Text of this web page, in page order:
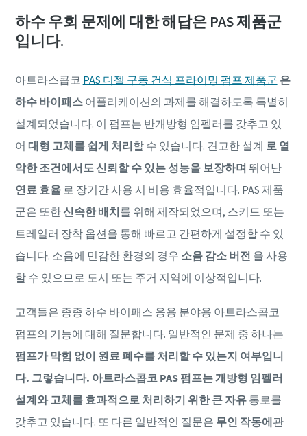
하수 우회 문제에 대한 해답은 PAS 제품군
입니다.
아트라스콥코 PAS 디젤 구동 건식 프라이밍 펌프 제품군 은
하수 바이패스 어플리케이션의 과제를 해결하도록 특별히
설계되었습니다. 이 펌프는 반개방형 임펠러를 갖추고 있
어 대형 고체를 쉽게 처리할 수 있습니다. 견고한 설계 로 열
악한 조건에서도 신뢰할 수 있는 성능을 보장하며 뛰어난
연료 효율로 장기간 사용 시 비용 효율적입니다. PAS 제품
군은 또한신속한 배치를 위해 제작되었으며, 스키드 또는
트레일러 장착 옵션을 통해 빠르고 간편하게 설정할 수 있
습니다. 소음에 민감한 환경의 경우 소음 감소 버전 을 사용
할 수 있으므로 도시 또는 주거 지역에 이상적입니다.
고객들은 종종 하수 바이패스 응용 분야용 아트라스콥코
펌프의 기능에 대해 질문합니다. 일반적인 문제 중 하나는
펌프가 막힘 없이 원료 폐수를 처리할 수 있는지 여부입니
다. 그렇습니다. 아트라스콥코 PAS 펌프는 개방형 임펠러
설계와 고체를 효과적으로 처리하기 위한 큰 자유 통로를
갖추고 있습니다. 또 다른 일반적인 질문은 무인 작동에관